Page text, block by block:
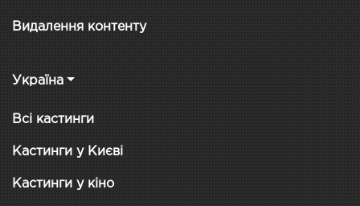
Видалення контенту
Україна
Всі кастинги
Кастинги у Києві
Кастинги у кіно